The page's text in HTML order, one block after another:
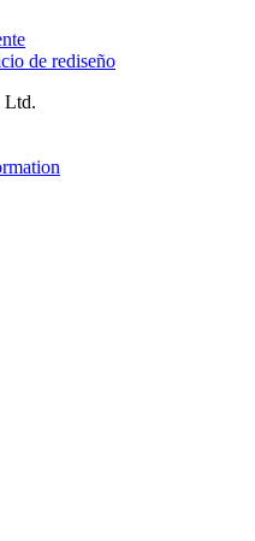
de rediseño
Ltd.